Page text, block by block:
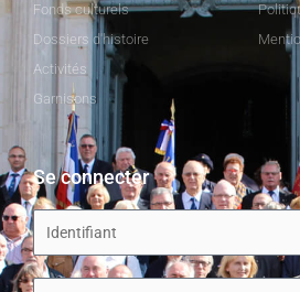
Fonds culturels
Dossiers d'histoire
Activités
Garnisons
Se connecter